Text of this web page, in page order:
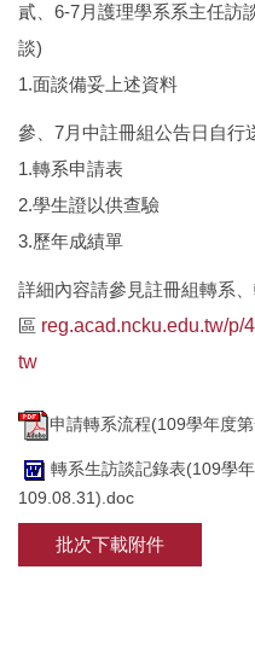
貳、6-7月護理學系系主任訪
談)
1.面談備妥上述資料
參、7月中註冊組公告日自行
1.轉系申請表
2.學生證以供查驗
3.歷年成績單
詳細內容請參見註冊組轉系
區 reg.acad.ncku.edu.tw/p/
tw
申請轉系流程(109學年度
轉系生訪談記錄表(109學
109.08.31).doc
批次下載附件